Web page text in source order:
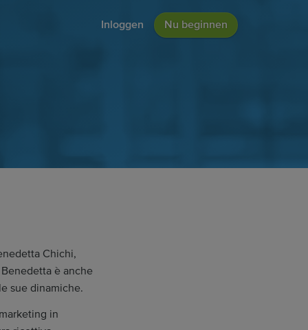
Inloggen Nu beginnen
Chichi,
è anche
sue dinamiche.
in